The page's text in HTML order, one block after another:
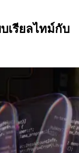
เรียลไทม์กับ